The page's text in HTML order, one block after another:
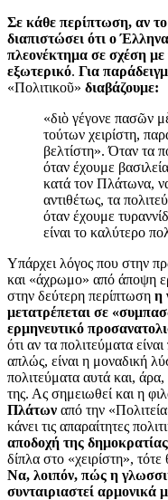
Σε κάθε περίπτωση, αν το
διαπιστώσει ότι ο
πλεονέκτημα σε σχέση
εξωτερικό. Για
«Πολιτικοῦ» διαβάζουμε:
«διὸ γέγονε πασῶν
τούτων χειρίστη,
βελτίστη». Όταν τα
όταν έχουμε
κατά τον Πλάτωνα,
αντιθέτως, τα
όταν έχουμε
είναι το καλύτερο
Υπάρχει λόγος που στην
και «άχρωμο» από άποψη
στην δεύτερη περίπτωση η
μετατρέπεται σε
ερμηνευτικό
ότι αν τα πολιτεύματα
απλώς, είναι η μοναδική
πολιτεύματα αυτά και,
της. Ας σημειωθεί και η
Πλάτων από την
κάνει τις απαραίτητες
αποδοχή της δημοκρατίας
δίπλα στο «χειρίστη»,
Να, λοιπόν, πώς η
συνταιριαστεί αρμονικά